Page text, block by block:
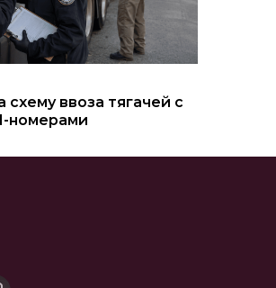
ввоза тягачей с
номерами